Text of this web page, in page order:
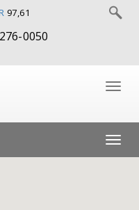
97,61
0050